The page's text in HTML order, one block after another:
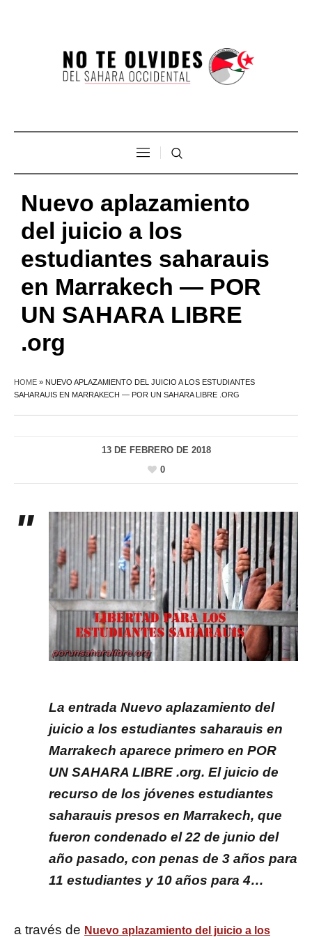
Nuevo aplazamiento
del juicio a los
estudiantes saharauis
en Marrakech — POR
UN SAHARA LIBRE
.org
HOME » NUEVO APLAZAMIENTO DEL JUICIO A LOS ESTUDIANTES
SAHARAUIS EN MARRAKECH — POR UN SAHARA LIBRE .ORG
13 DE FEBRERO DE 2018
0
La entrada Nuevo aplazamiento del
juicio a los estudiantes saharauis en
Marrakech aparece primero en POR
UN SAHARA LIBRE .org. El juicio de
recurso de los jóvenes estudiantes
saharauis presos en Marrakech, que
fueron condenado el 22 de junio del
año pasado, con penas de 3 años para
11 estudiantes y 10 años para 4…
a través de Nuevo aplazamiento del juicio a los